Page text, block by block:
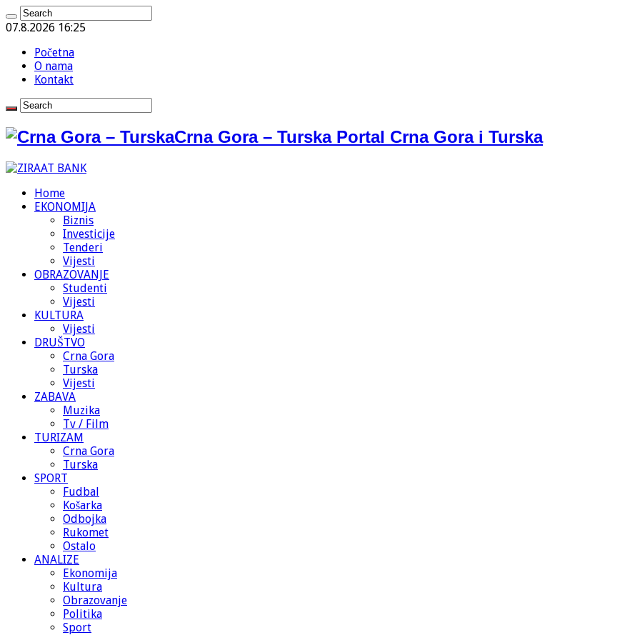
07.8.2026 16:25
Početna
O nama
Kontakt
Crna Gora – Turska Portal Crna Gora i Turska
Home
EKONOMIJA
Biznis
Investicije
Tenderi
Vijesti
OBRAZOVANJE
Studenti
Vijesti
KULTURA
Vijesti
DRUŠTVO
Crna Gora
Turska
Vijesti
ZABAVA
Muzika
Tv / Film
TURIZAM
Crna Gora
Turska
SPORT
Fudbal
Košarka
Odbojka
Rukomet
Ostalo
ANALIZE
Ekonomija
Kultura
Obrazovanje
Politika
Sport